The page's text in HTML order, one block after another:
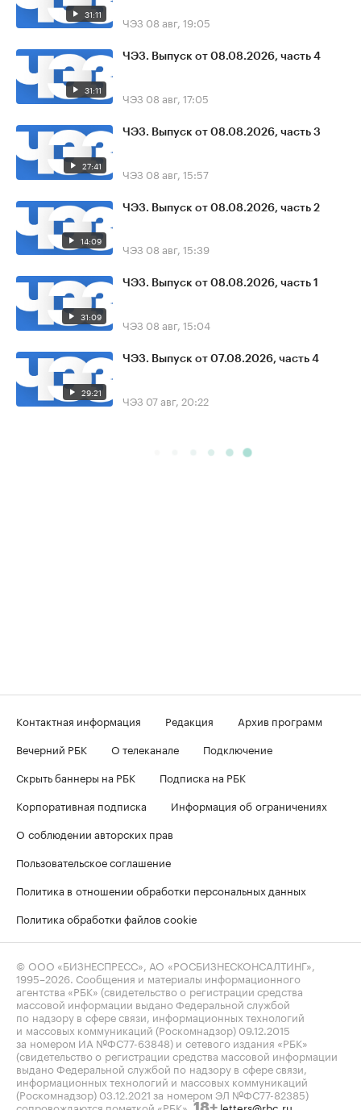
31:11 ЧЭЗ 08 авг, 19:05
31:11
ЧЭЗ. Выпуск от 08.08.2026, часть 4
ЧЭЗ 08 авг, 17:05
27:41
ЧЭЗ. Выпуск от 08.08.2026, часть 3
ЧЭЗ 08 авг, 15:57
14:09
ЧЭЗ. Выпуск от 08.08.2026, часть 2
ЧЭЗ 08 авг, 15:39
31:09
ЧЭЗ. Выпуск от 08.08.2026, часть 1
ЧЭЗ 08 авг, 15:04
29:21
ЧЭЗ. Выпуск от 07.08.2026, часть 4
ЧЭЗ 07 авг, 20:22
Контактная информация Редакция
Архив программ
Вечерний РБК
О телеканале
Подключение
Скрыть баннеры на РБК
Подписка на РБК
Корпоративная подписка
Информация об ограничениях
О соблюдении авторских прав
Пользовательское соглашение
Политика в отношении обработки персональных данных
Политика обработки файлов cookie
© ООО «БИЗНЕСПРЕСС», АО «РОСБИЗНЕСКОНСАЛТИНГ»,
1995–2026 . Сообщения и материалы информационного
агентства «РБК» (свидетельство о регистрации средства
массовой информации выдано Федеральной службой
по надзору в сфере связи, информационных технологий
и массовых коммуникаций (Роскомнадзор) 09.12.2015
за номером ИА №ФС77-63848) и сетевого издания «РБК»
(свидетельство о регистрации средства массовой информации
выдано Федеральной службой по надзору в сфере связи,
информационных технологий и массовых коммуникаций
(Роскомнадзор) 03.12.2021 за номером ЭЛ №ФС77-82385)
сопровождаются пометкой «РБК».
letters@rbc.ru